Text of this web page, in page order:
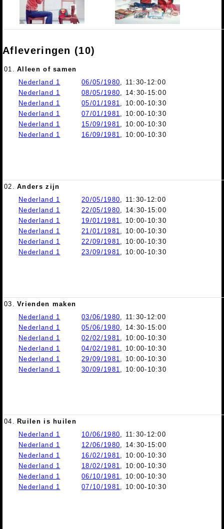
Afleveringen (10)
01. Alleen of samen
Nederland 1
06/05/1980, 11:30-12:00
Nederland 1
08/05/1980, 14:30-15:00
Nederland 1
05/01/1981, 10:00-10:30
Nederland 1
07/01/1981, 10:00-10:30
Nederland 1
15/09/1981, 10:00-10:30
Nederland 1
16/09/1981, 10:00-10:30
02. Anders zijn
Nederland 1
20/05/1980, 11:30-12:00
Nederland 1
22/05/1980, 14:30-15:00
Nederland 1
19/01/1981, 10:00-10:30
Nederland 1
21/01/1981, 10:00-10:30
Nederland 1
22/09/1981, 10:00-10:30
Nederland 1
23/09/1981, 10:00-10:30
03. Vrienden maken
Nederland 1
03/06/1980, 11:30-12:00
Nederland 1
05/06/1980, 14:30-15:00
Nederland 1
02/02/1981, 10:00-10:30
Nederland 1
04/02/1981, 10:00-10:30
Nederland 1
29/09/1981, 10:00-10:30
Nederland 1
30/09/1981, 10:00-10:30
04. Ruilen is huilen
Nederland 1
10/06/1980, 11:30-12:00
Nederland 1
12/06/1980, 14:30-15:00
Nederland 1
16/02/1981, 10:00-10:30
Nederland 1
18/02/1981, 10:00-10:30
Nederland 1
06/10/1981, 10:00-10:30
Nederland 1
07/10/1981, 10:00-10:30